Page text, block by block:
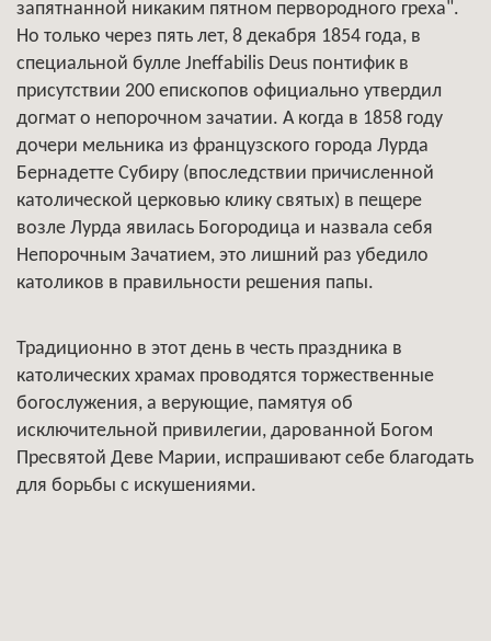
запятнанной никаким пятном первородного греха".
Но только через пять лет, 8 декабря 1854 года, в
специальной булле Jneffabilis Deus понтифик в
присутствии 200 епископов официально утвердил
догмат о непорочном зачатии. А когда в 1858 году
дочери мельника из французского города Лурда
Бернадетте Субиру (впоследствии причисленной
католической церковью клику святых) в пещере
возле Лурда явилась Богородица и назвала себя
Непорочным Зачатием, это лишний раз убедило
католиков в правильности решения папы.
Традиционно в этот день в честь праздника в
католических храмах проводятся торжественные
богослужения, а верующие, памятуя об
исключительной привилегии, дарованной Богом
Пресвятой Деве Марии, испрашивают себе благодать
для борьбы с искушениями.